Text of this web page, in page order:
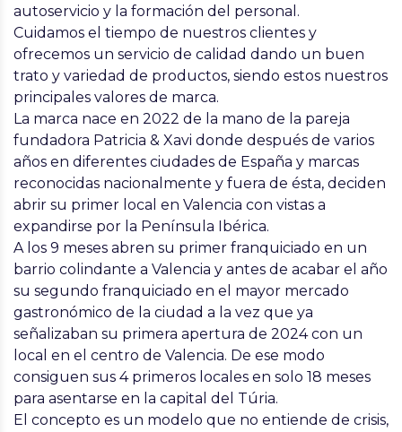
autoservicio y la formación del personal.
Cuidamos el tiempo de nuestros clientes y
ofrecemos un servicio de calidad dando un buen
trato y variedad de productos, siendo estos nuestros
principales valores de marca.
La marca nace en 2022 de la mano de la pareja
fundadora Patricia & Xavi donde después de varios
años en diferentes ciudades de España y marcas
reconocidas nacionalmente y fuera de ésta, deciden
abrir su primer local en Valencia con vistas a
expandirse por la Península Ibérica.
A los 9 meses abren su primer franquiciado en un
barrio colindante a Valencia y antes de acabar el año
su segundo franquiciado en el mayor mercado
gastronómico de la ciudad a la vez que ya
señalizaban su primera apertura de 2024 con un
local en el centro de Valencia. De ese modo
consiguen sus 4 primeros locales en solo 18 meses
para asentarse en la capital del Túria.
El concepto es un modelo que no entiende de crisis,